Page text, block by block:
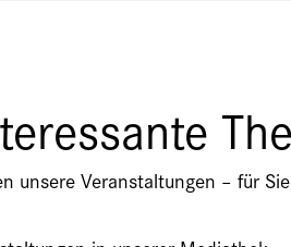
unsere Veranstaltungen – für